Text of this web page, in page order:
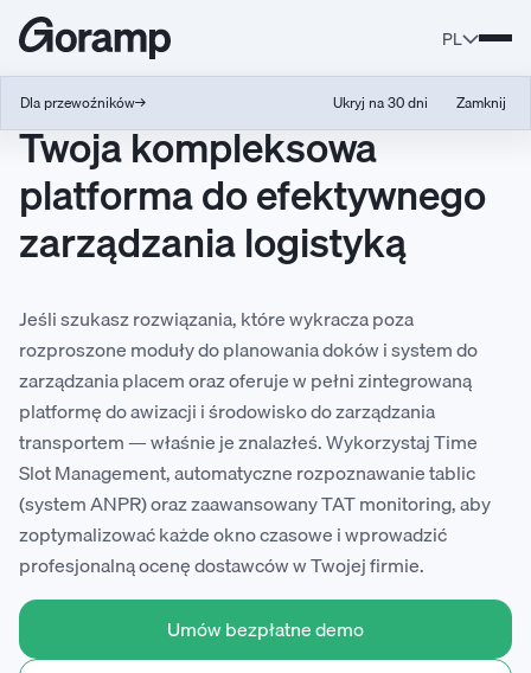
PL
Dla przewoźników→ Ukryj na 30 dni Zamknij
Twoja kompleksowa
platforma do efektywnego
zarządzania logistyką
Jeśli szukasz rozwiązania, które wykracza poza
rozproszone moduły do planowania doków i system do
zarządzania placem oraz oferuje w pełni zintegrowaną
platformę do awizacji i środowisko do zarządzania
transportem — właśnie je znalazłeś. Wykorzystaj Time
Slot Management, automatyczne rozpoznawanie tablic
(system ANPR) oraz zaawansowany TAT monitoring, aby
zoptymalizować każde okno czasowe i wprowadzić
profesjonalną ocenę dostawców w Twojej firmie.
Umów bezpłatne demo